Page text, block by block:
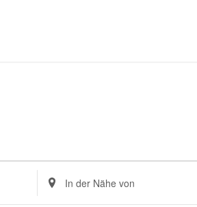
Standort
eingeben.
Suche